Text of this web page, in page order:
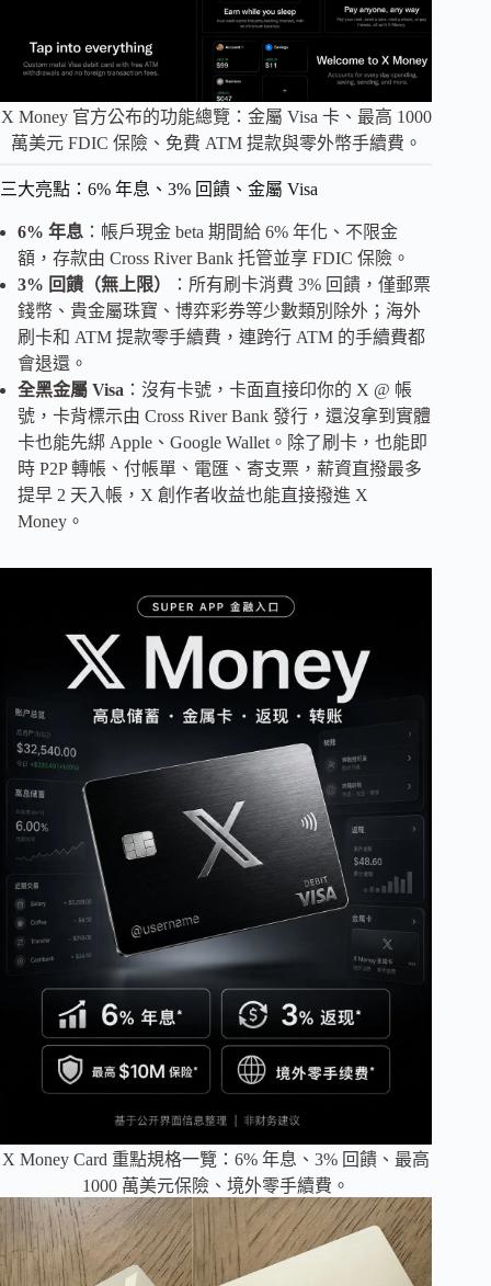
X Money 官方公布的功能總覽：金屬 Visa 卡、最高 1000
萬美元 FDIC 保險、免費 ATM 提款與零外幣手續費。
三大亮點：6% 年息、3% 回饋、金屬 Visa
6% 年息 ：帳戶現金 beta 期間給 6% 年化、不限金
額，存款由 Cross River Bank 托管並享 FDIC 保險。
3% 回饋（無上限）
：所有刷卡消費 3% 回饋，僅郵票
錢幣、貴金屬珠寶、博弈彩券等少數類別除外；海外
刷卡和 ATM 提款零手續費，連跨行 ATM 的手續費都
會退還。
全黑金屬 Visa ：沒有卡號，卡面直接印你的 X @ 帳
號，卡背標示由 Cross River Bank 發行，還沒拿到實體
卡也能先綁 Apple、Google Wallet。除了刷卡，也能即
時 P2P 轉帳、付帳單、電匯、寄支票，薪資直撥最多
提早 2 天入帳，X 創作者收益也能直接撥進 X
Money。
X Money Card 重點規格一覽：6% 年息、3% 回饋、最高
1000 萬美元保險、境外零手續費。